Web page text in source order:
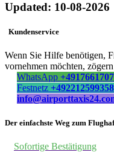
Updated: 10-08-2026
Kundenservice
Wenn Sie Hilfe benötigen,
vornehmen möchten,
WhatsApp
Festnetz
Der einfachste Weg zum
Sofortige Bestätigung